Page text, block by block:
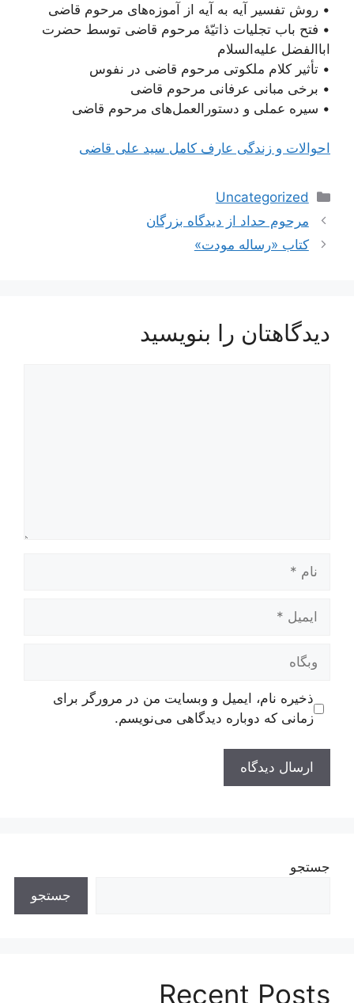
• روش تفسیر آیه به آیه از آموزه‌های مرحوم قاضی
• فتح باب تجلیات ذاتیّۀ مرحوم قاضی توسط حضرت
اباالفضل علیه‌السلام
• تأثیر کلام ملکوتی مرحوم قاضی در نفوس
• برخی مبانی عرفانی مرحوم قاضی
• سیره عملی و دستورالعمل‌های مرحوم قاضی
احوالات و زندگی عارف کامل سید علی قاضی
دسته‌ها
Uncategorized
ناوبری
نوشته‌ها
مرحوم حداد از دیدگاه بزرگان
کتاب «رساله مودت»
دیدگاهتان را بنویسید
ایمیل
وبگاه
ذخیره نام، ایمیل و وبسایت من در مرورگر برای
زمانی که دوباره دیدگاهی می‌نویسم.
جستجو
جستجو
Recent Posts